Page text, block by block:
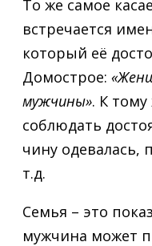
То же самое
встречается
который её
Домострое:
мужчины». К
соблюдать
чину одевалась,
т.д.
Семья – это
мужчина может